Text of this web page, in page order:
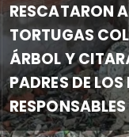
RESCATARON
TORTUGAS
ÁRBOL Y
PADRES DE
RESPONSABLES